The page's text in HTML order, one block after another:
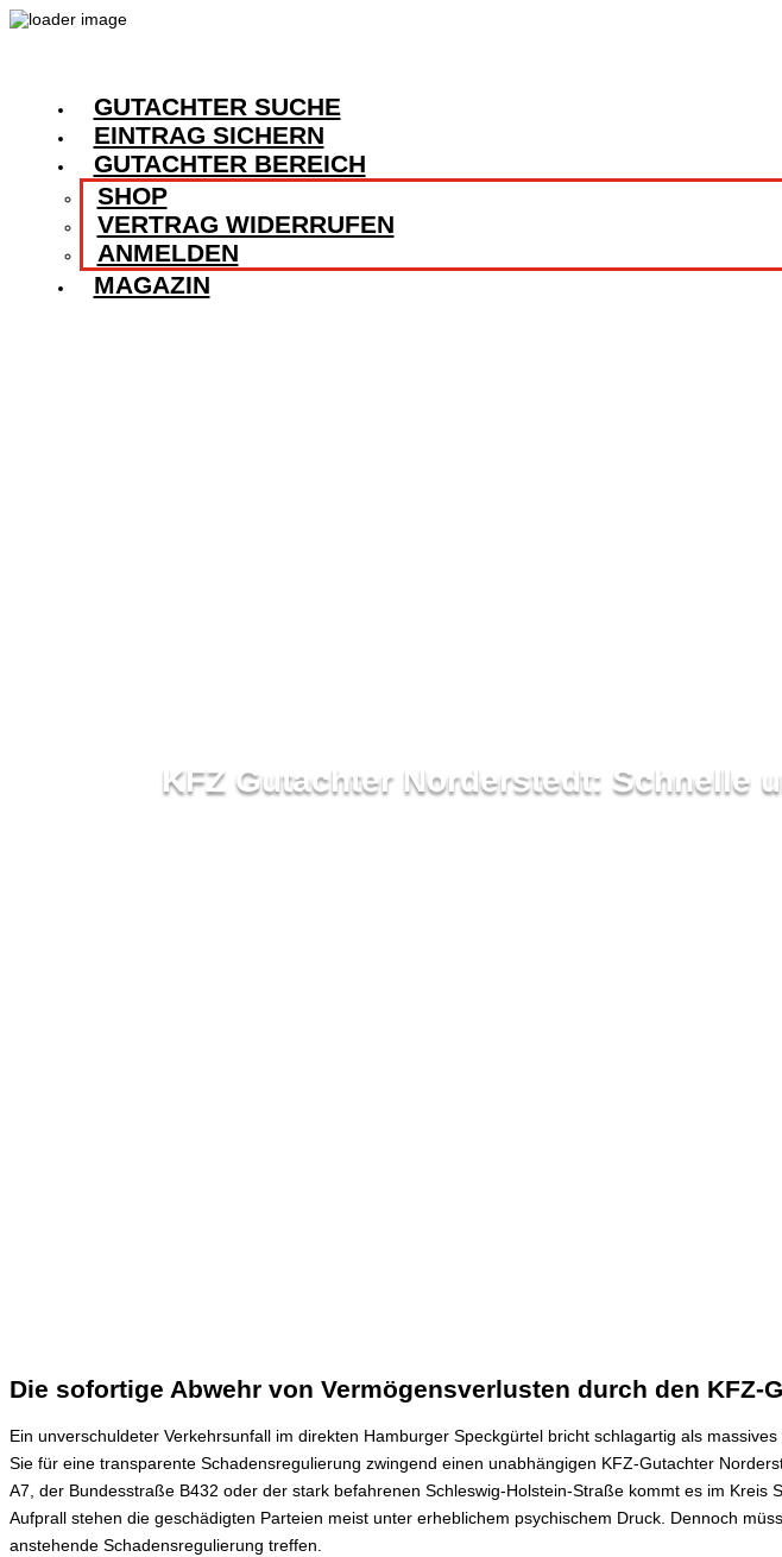
GUTACHTER SUCHE
EINTRAG SICHERN
GUTACHTER BEREICH
SHOP
VERTRAG WIDERRUFEN
ANMELDEN
MAGAZIN
KFZ Gutachter Norderstedt: Schnelle
Die sofortige Abwehr von Vermögensverlusten durch den KFZ-
Ein unverschuldeter Verkehrsunfall im direkten Hamburger Speckgürtel bricht schlagartig als
Sie für eine transparente Schadensregulierung zwingend einen unabhängigen KFZ-Gutachter
A7, der Bundesstraße B432 oder der stark befahrenen Schleswig-Holstein-Straße kommt es im
Aufprall stehen die geschädigten Parteien meist unter erheblichem psychischem Druck. Dennoch
anstehende Schadensregulierung treffen.